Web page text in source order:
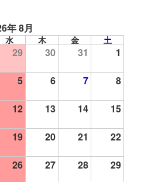
年 8月
水 木 金 土
29 30 31 1
5 6 7 8
12 13 14 15
19 20 21 22
26 27 28 29